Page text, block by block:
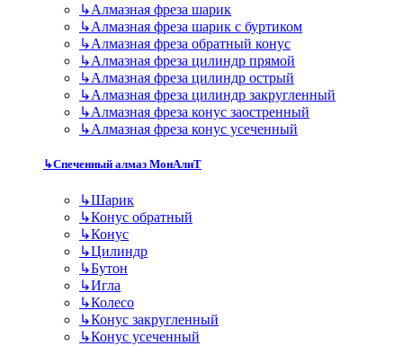
↳Алмазная фреза шарик
↳Алмазная фреза шарик с буртиком
↳Алмазная фреза обратный конус
↳Алмазная фреза цилиндр прямой
↳Алмазная фреза цилиндр острый
↳Алмазная фреза цилиндр закругленный
↳Алмазная фреза конус заостренный
↳Алмазная фреза конус усеченный
↳Спеченный алмаз МонАлиТ
↳Шарик
↳Конус обратный
↳Конус
↳Цилиндр
↳Бутон
↳Игла
↳Колесо
↳Конус закругленный
↳Конус усеченный